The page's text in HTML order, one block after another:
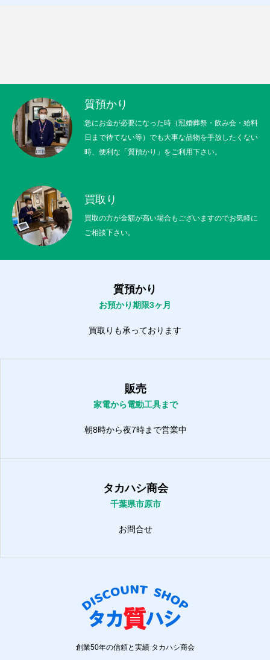
質預かり
急にお金が必要になった時（冠婚葬祭・飲み会・給料
日まで待てない等）でも大事な品物を手放したくない
時、便利な「質預かり」をご利用下さい。
買取り
買取の方が金額が高い場合もございますのでお気軽に
ご相談下さい。
質預かり
お預かり期限3ヶ月
買取りも承っております
販売
家電から電動工具まで
朝8時から夜7時まで営業中
タカハシ商会
千葉県市原市
お問合せ
創業50年の信頼と実績 タカハシ商会